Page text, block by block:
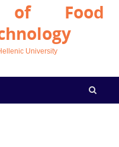
of Food
University